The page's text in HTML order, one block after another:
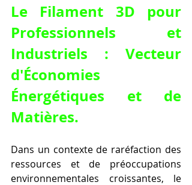
Le Filament 3D pour
Professionnels et
Industriels : Vecteur
d'Économies
Énergétiques et de
Matières.
Dans un contexte de raréfaction des
ressources et de préoccupations